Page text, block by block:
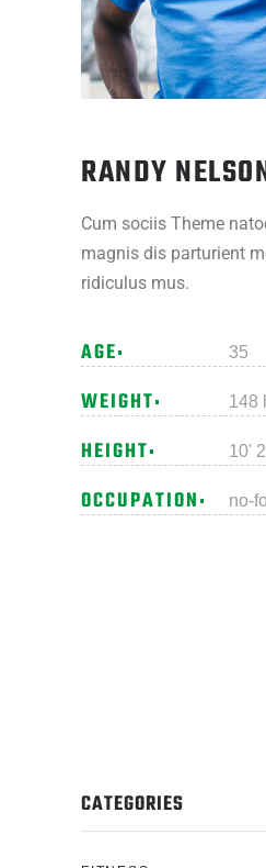
RANDY
Cum sociis Theme
magnis dis parturient
ridiculus mus.
AGE 35
WEIGHT 148
HEIGHT 10'
OCCUPATION no-
CATEGORIES